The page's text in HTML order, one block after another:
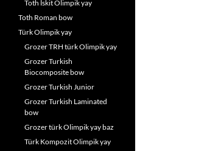
Toth İskit Olimpik yay
Toth Roman bow
Türk Olimpik yay
Grozer TRH türk Olimpik yay
Grozer Turkish
Biocomposite bow
Grozer Turkish Junior
Grozer Turkish Laminated
bow
Grozer türk Olimpik yay baz
Türk Kompozit Olimpik yay